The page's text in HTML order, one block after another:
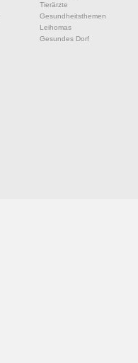
Tierärzte
Gesundheitsthemen
Leihomas
Gesundes Dorf